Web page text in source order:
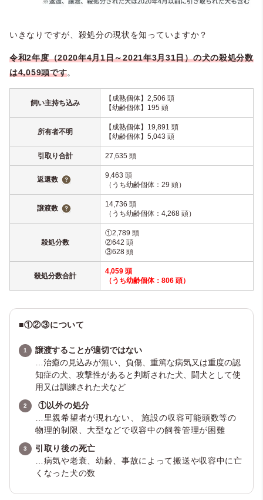
いきなりですが、殺処分の現状を知っていますか？
令和2年度（2020年4月1日～2021年3月31日）の犬の殺処分数
は4,059頭です。
飼い主持ち込み
【成熟個体】2,506 頭
【幼齢個体】195 頭
所有者不明
【成熟個体】19,891 頭
【幼齢個体】5,043 頭
引取り合計 27,635 頭
返還数
9,463 頭
（うち幼齢個体：29 頭）
譲渡数
14,736 頭
（うち幼齢個体：4,268 頭）
殺処分数
①2,789 頭
②642 頭
③628 頭
殺処分数合計
4,059 頭
（うち幼齢個体：806 頭）
■①②③について
譲渡することが適切ではない
…治癒の見込みが無い、負傷、重篤な病気又は重度の認
知症の犬、攻撃性があると判断された犬、闘犬として使
用又は訓練された犬など
①以外の処分
…里親希望者が現れない、施設の収容可能頭数等の
物理的制限、大型などで収容中の飼養管理が困難
引取り後の死亡
…病気や老衰、幼齢、事故によって搬送や収容中に亡
くなった犬の数